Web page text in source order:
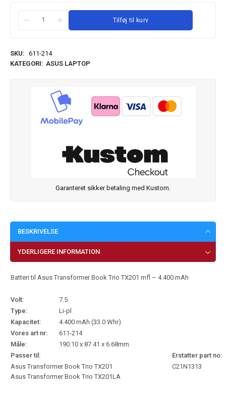
Tilføj til kurv
SKU: 611-214
KATEGORI: ASUS LAPTOP
Garanteret sikker betaling med Kustom.
BESKRIVELSE
YDERLIGERE INFORMATION
Batteri til Asus Transformer Book Trio TX201 mfl – 4.400 mAh
Volt:
7.5
Type:
Li-pl
Kapacitet:
4.400 mAh (33.0 Whr)
Vores art nr:
611-214
Måle:
190.10 x 87.41 x 6.68mm
Passer til:
Erstatter part no:
Asus Transformer Book Trio TX201
Asus Transformer Book Trio TX201LA
C21N1313